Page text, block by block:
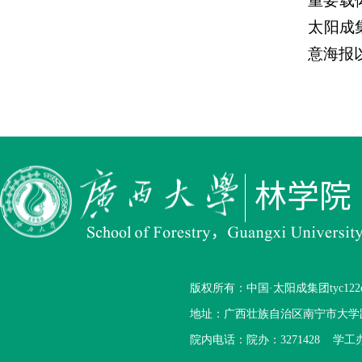
太阳成
意海报
版权所有：中国·太阳成集团
地址：广西壮族自治区南宁市大
院内电话： 院办：3271428 学工